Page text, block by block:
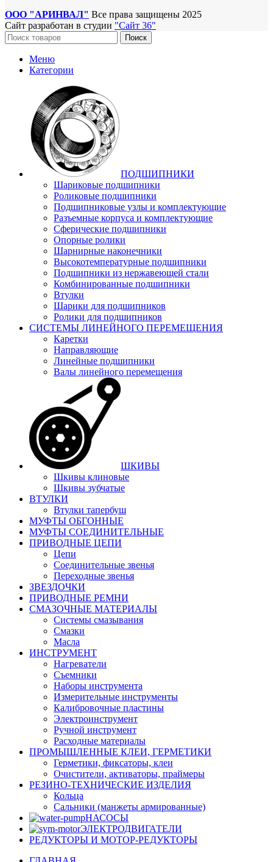
ООО "АРИНВАЛ" Все права защищены 2025
Сайт разработан в студии "Сайт 36"
Поиск
Меню
Категории
ПОДШИПНИКИ
Шариковые подшипники
Роликовые подшипники
Подшипниковые узлы и комплектующие
Разъемные корпуса и комплектующие
Сферические подшипники
Опорные ролики
Шарнирные наконечники
Высокотемпературные подшипники
Подшипники из нержавеющей стали
Комбинированные подшипники
Втулки
Шарики для подшипников
Ролики для подшипников
СИСТЕМЫ ЛИНЕЙНОГО ПЕРЕМЕЩЕНИЯ
Каретки
Направляющие
Линейные подшипники
Валы линейного перемещения
ШКИВЫ
Шкивы клиновые
Шкивы зубчатые
ВТУЛКИ
Втулки тапербуш
МУФТЫ ОБГОННЫЕ
МУФТЫ СОЕДИНИТЕЛЬНЫЕ
ПРИВОДНЫЕ ЦЕПИ
Цепи
Соединительные звенья
Переходные звенья
ЗВЕЗДОЧКИ
ПРИВОДНЫЕ РЕМНИ
СМАЗОЧНЫЕ МАТЕРИАЛЫ
Системы смазывания
Смазки
Масла
ИНСТРУМЕНТ
Нагреватели
Съемники
Наборы инструмента
Измерительные инструменты
Калибровочные пластины
Электроинструмент
Ручной инструмент
Расходные материалы
ПРОМЫШЛЕННЫЕ КЛЕИ, ГЕРМЕТИКИ
Герметики, фиксаторы, клеи
Очистители, активаторы, праймеры
РЕЗИНО-ТЕХНИЧЕСКИЕ ИЗДЕЛИЯ
Кольца
Сальники (манжеты армированные)
НАСОСЫ
ЭЛЕКТРОДВИГАТЕЛИ
РЕДУКТОРЫ И МОТОР-РЕДУКТОРЫ